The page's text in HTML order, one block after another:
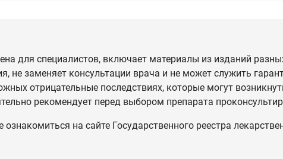
для специалистов, включает материалы из изданий
заменяет консультации врача и не может служить
отрицательные последствиях, которые могут
рекомендует перед выбором препарата
на сайте Государственного реестра